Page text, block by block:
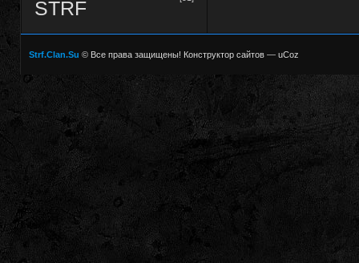
STRF
Strf.Clan.Su © Все права защищены! Конструктор сайтов— uCoz